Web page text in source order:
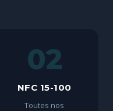
02
NFC 15-100
Toutes nos